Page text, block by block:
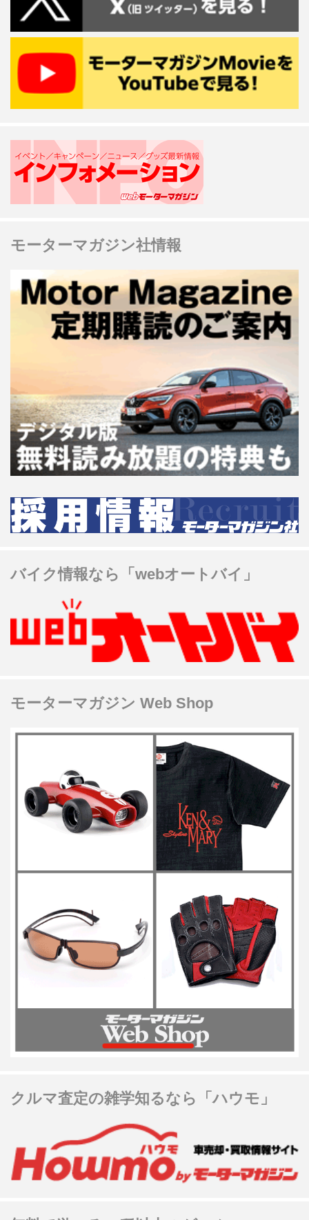
モーターマガジン社情報
バイク情報なら「webオートバイ」
モーターマガジン Web Shop
クルマ査定の雑学知るなら「ハウモ」